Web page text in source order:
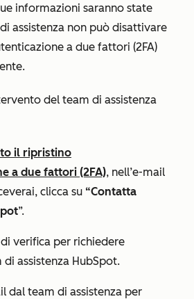
informazioni saranno state
assistenza non può disattivare
a due fattori (2FA)
del team di assistenza
il ripristino
a due fattori (2FA), nell’e-mail
clicca su “Contatta
”.
verifica per richiedere
di assistenza HubSpot.
dal team di assistenza per